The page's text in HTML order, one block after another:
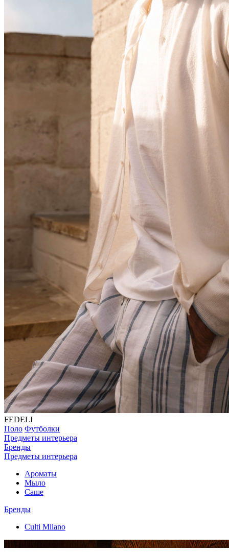
FEDELI
Поло Футболки
Предметы интерьера
Бренды
Предметы интерьера
Ароматы
Мыло
Саше
Бренды
Culti Milano